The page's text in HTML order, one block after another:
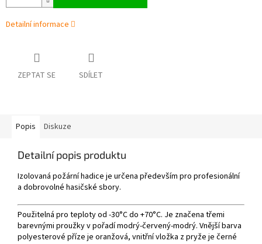
Detailní informace
ZEPTAT SE SDÍLET
Popis Diskuze
Detailní popis produktu
Izolovaná požární hadice je určena především pro profesionální
a dobrovolné hasičské sbory.
Použitelná pro teploty od -30°C do +70°C. Je značena třemi
barevnými proužky v pořadí modrý-červený-modrý. Vnější barva
polyesterové příze je oranžová, vnitřní vložka z pryže je černé